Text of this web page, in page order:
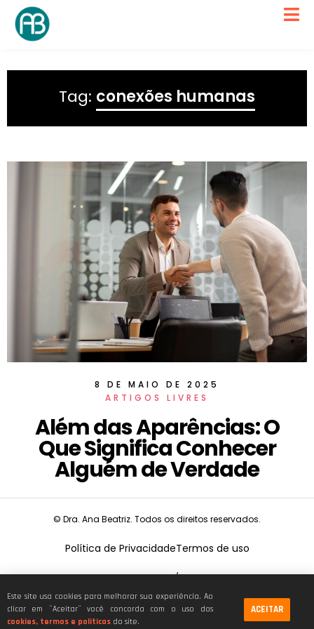
Tag: conexões humanas
8 DE MAIO DE 2025
ARTIGOS LIVRES
Além das Aparências: O
Que Significa Conhecer
Alguém de Verdade
© Dra. Ana Beatriz. Todos os direitos reservados.
Política de PrivacidadeTermos de uso
CNPJ:19.675.026/0001-68
Este site usa cookies para melhorar sua experiência. Ao
clicar em ¨Aceitar¨ você concorda com o uso dos
cookies, termos e políticas do site.
ACEITAR